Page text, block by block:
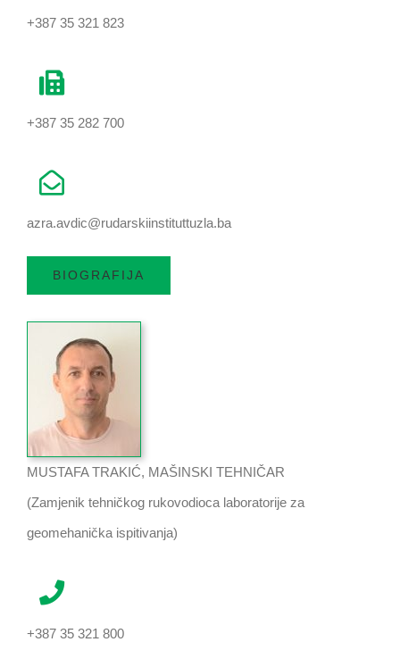
+387 35 321 823
+387 35 282 700
azra.avdic@rudarskiinstituttuzla.ba
BIOGRAFIJA
MUSTAFA TRAKIĆ, MAŠINSKI TEHNIČAR
(Zamjenik tehničkog rukovodioca laboratorije za
geomehanička ispitivanja)
+387 35 321 800